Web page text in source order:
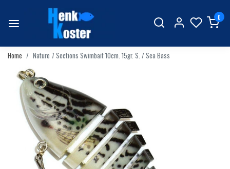
0
Home Nature 7 Sections Swimbait 10cm. 15gr. S. / Sea Bass